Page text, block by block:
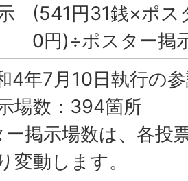
(541円31銭×ポス
0円)÷ポスター掲
4年7月10日執行の
場数：394箇所
掲示場数は、各投
変動します。